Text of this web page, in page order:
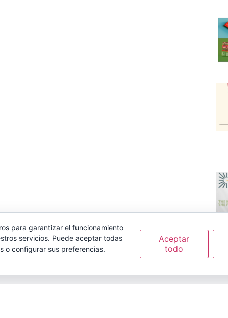
para garantizar el funcionamiento
servicios. Puede aceptar todas
o configurar sus preferencias.
Aceptar
todo